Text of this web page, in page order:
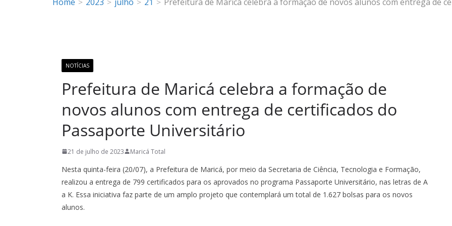
NOTÍCIAS
Prefeitura de Maricá celebra a formação de
novos alunos com entrega de certificados do
Passaporte Universitário
21 de julho de 2023 Maricá Total
Nesta quinta-feira (20/07), a Prefeitura de Maricá, por meio da Secretaria de Ciência, Tecnologia e Formação,
realizou a entrega de 799 certificados para os aprovados no programa Passaporte Universitário, nas letras de A
a K. Essa iniciativa faz parte de um amplo projeto que contemplará um total de 1.627 bolsas para os novos
alunos.